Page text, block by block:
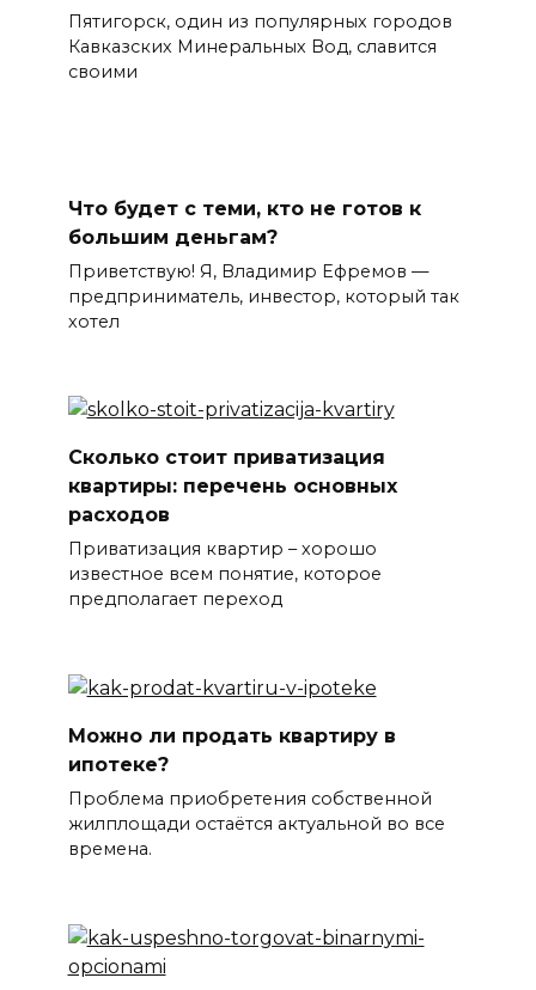
Пятигорск, один из популярных городов
Кавказских Минеральных Вод, славится
своими
Что будет с теми, кто не готов к
большим деньгам?
Приветствую! Я, Владимир Ефремов —
предприниматель, инвестор, который так
хотел
Сколько стоит приватизация
квартиры: перечень основных
расходов
Приватизация квартир – хорошо
известное всем понятие, которое
предполагает переход
Можно ли продать квартиру в
ипотеке?
Проблема приобретения собственной
жилплощади остаётся актуальной во все
времена.